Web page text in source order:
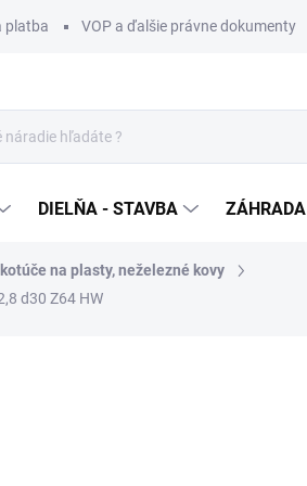
platba VOP a ďalšie právne dokumenty
DIELŇA - STAVBA ZÁHRADA
na plasty, neželezné kovy
d30 Z64 HW